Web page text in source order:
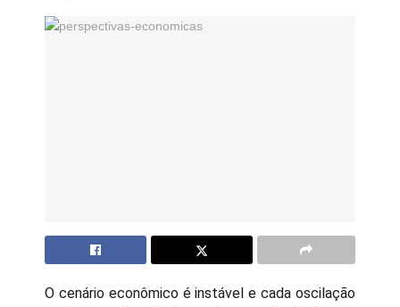
O cenário econômico é instável e cada oscilação